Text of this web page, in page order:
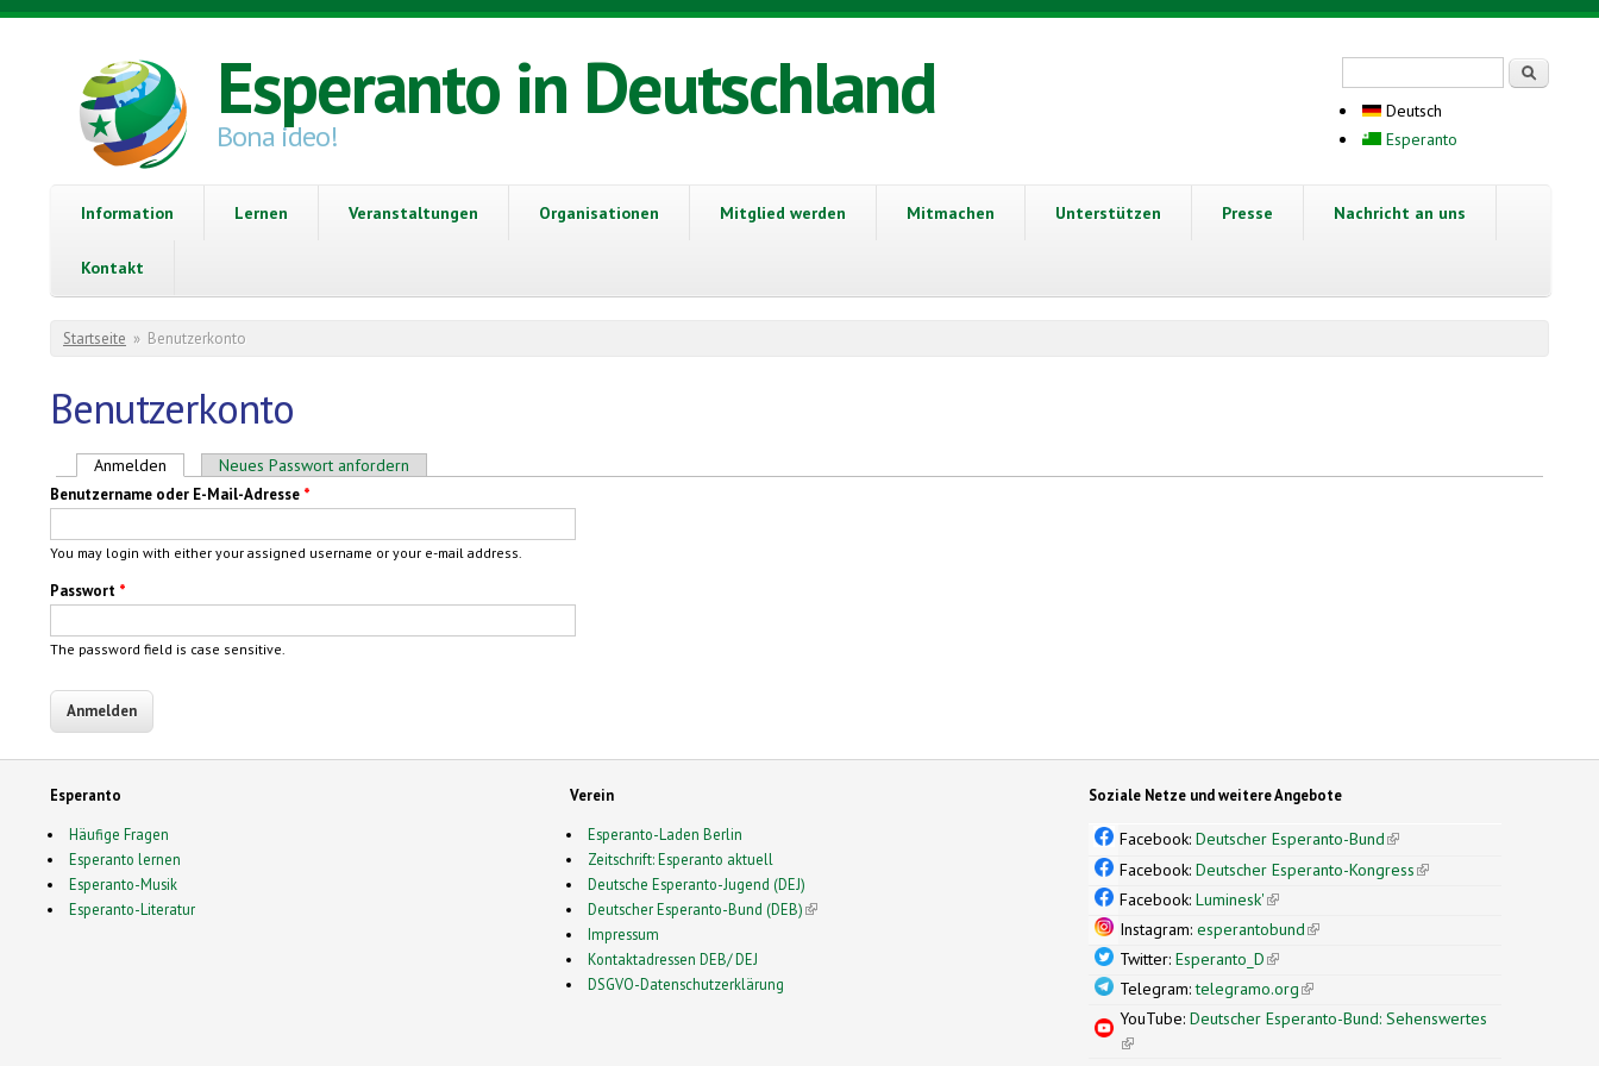
Direkt zum Inhalt
Esperanto in Deutschland
Bona ideo!
Deutsch
Esperanto
Information Lernen Veranstaltungen Organisationen Mitglied werden Mitmachen Unterstützen Presse Nachricht an uns
Kontakt
Sie sind hier
Startseite » Benutzerkonto
Benutzerkonto
Haupt-Reiter
Anmelden (aktiver Reiter)
Neues Passwort anfordern
Benutzername oder E-Mail-Adresse *
You may login with either your assigned username or your e-mail address.
Passwort *
The password field is case sensitive.
Esperanto
Häufige Fragen
Esperanto lernen
Esperanto-Musik
Esperanto-Literatur
Verein
Esperanto-Laden Berlin
Zeitschrift: Esperanto aktuell
Deutsche Esperanto-Jugend (DEJ)
Deutscher Esperanto-Bund (DEB)(link is external)
Impressum
Kontaktadressen DEB/ DEJ
DSGVO-Datenschutzerklärung
Soziale Netze und weitere Angebote
Facebook:Deutscher Esperanto-Bund(link is external)
Facebook:Deutscher Esperanto-Kongress(link is external)
Facebook:Luminesk'(link is external)
Instagram:esperantobund(link is external)
Twitter:Esperanto_D(link is external)
Telegram:telegramo.org(link is external)
YouTube:Deutscher Esperanto-Bund: Sehenswertes
(link is external)